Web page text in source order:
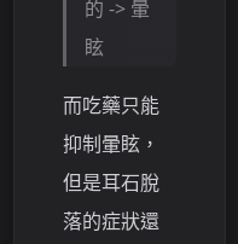
的 -> 暈
眩
而吃藥只能
抑制暈眩，
但是耳石脫
落的症狀還